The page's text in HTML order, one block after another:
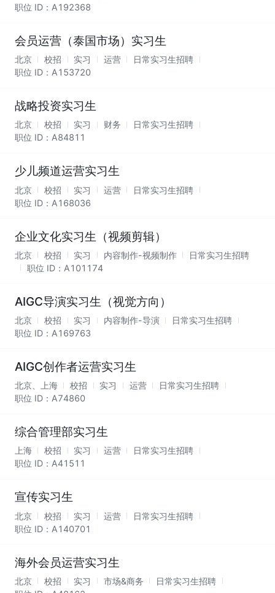
职位 ID： A192368
会员运营（泰国市场）实习生
北京 校招 实习 运营
日常实习生招聘
职位 ID： A153720
战略投资实习生
北京 校招 实习 财务
日常实习生招聘
职位 ID： A84811
少儿频道运营实习生
北京 校招 实习 运营
日常实习生招聘
职位 ID： A168036
企业文化实习生（视频剪辑）
北京 校招 实习 内容制作-视频制作
日常实习生招聘
职位 ID： A101174
AIGC导演实习生（视觉方向）
北京 校招 实习 内容制作-导演
日常实习生招聘
职位 ID： A169763
AIGC创作者运营实习生
北京、上海 校招 实习 运营
日常实习生招聘
职位 ID： A74860
综合管理部实习生
上海 校招 实习 运营
日常实习生招聘
职位 ID： A41511
宣传实习生
北京 校招 实习 运营
日常实习生招聘
职位 ID： A140701
海外会员运营实习生
北京 校招 实习 市场&商务
日常实习生招聘